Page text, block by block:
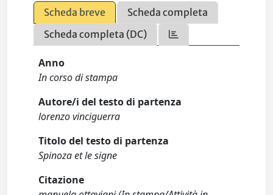
Scheda breve
Scheda completa
Scheda completa (DC)
Anno
In corso di stampa
Autore/i del testo di partenza
lorenzo vinciguerra
Titolo del testo di partenza
Spinoza et le signe
Citazione